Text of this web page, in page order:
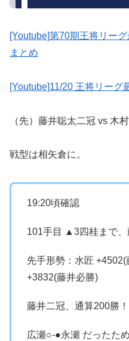
[Youtube]第70期王将リー
まとめ
[Youtube]11/20 王将リーグ
（先）藤井聡太二冠 vs 木
戦型は相矢倉に。
19:20頃確認
101手目 ▲3四桂まで、
先手形勢：水匠
+3832(藤井必勝)
藤井二冠、通算200勝！
広瀬○-●永瀬 だったた